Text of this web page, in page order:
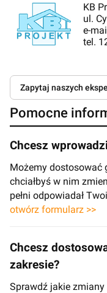
KB
ul.
e-
tel.
Zapytaj naszych
Pomocne
Chcesz
Możemy dostosować
chciałbyś w nim
pełni odpowiadał
otwórz formularz >>
Chcesz
zakresie?
Sprawdź jakie